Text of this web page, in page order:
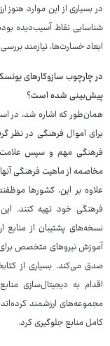
در بسیاری از این موارد هنوز
شناسایی نقاط آسیب‌دیده
ابعاد خسارت‌ها، نیازمند
در چارچوب سازوکارهای
پیش‌بینی شده است؟
همان‌طور که اشاره شد، در
برای اموال فرهنگی در نظر
فرهنگی مهم و سپس
مخاصمه از ماهیت فرهنگی
علاوه بر این، کشورها
فرهنگی خود تهیه کنند.
نسخه‌های پشتیبان از منابع
آموزش نیروهای متخصص برای
صدق می‌کند. بسیاری از
اقدام به دیجیتال‌سازی
مجموعه‌های ارزشمند
کامل منابع جلوگیری کرد.